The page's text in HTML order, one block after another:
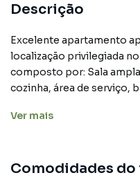
Descrição
Excelente apartamento
localização privilegiada
composto por: Sala
cozinha, área de serviço,
cômodos são bem
horas, elevador social,
Ver mais
Comodidades do